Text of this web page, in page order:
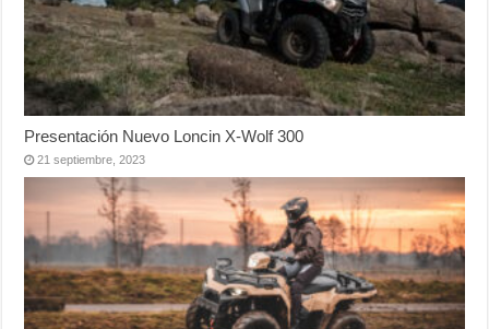
Presentación Nuevo Loncin X-Wolf 300
21 septiembre, 2023